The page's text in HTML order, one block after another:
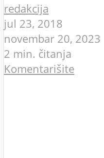
redakcija
jul 23, 2018
novembar 20, 2023
2 min. čitanja
Komentarišite